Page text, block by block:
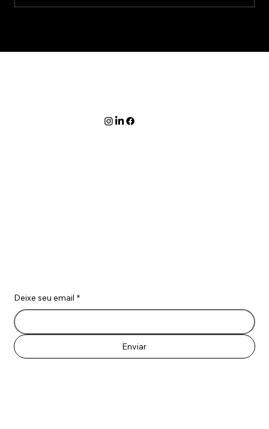
Branding Experience: como preencher os
Deixe seu email *
Enviar